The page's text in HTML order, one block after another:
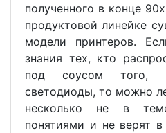
полученного в конце
продуктовой линейке
модели принтеров.
знания тех, кто
под соусом того,
светодиоды, то можно
несколько не в
понятиями и не верят